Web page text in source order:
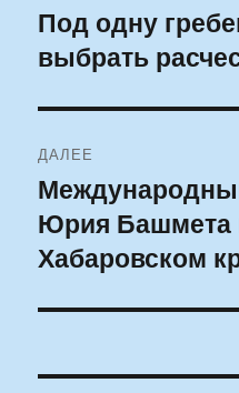
по
записям
Предыдущая
запись:
Под одну
выбрать
ДАЛЕЕ
Следующая
запись:
Юрия Башмета
Хабаровском